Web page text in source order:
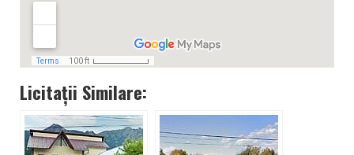
Licitații Similare: